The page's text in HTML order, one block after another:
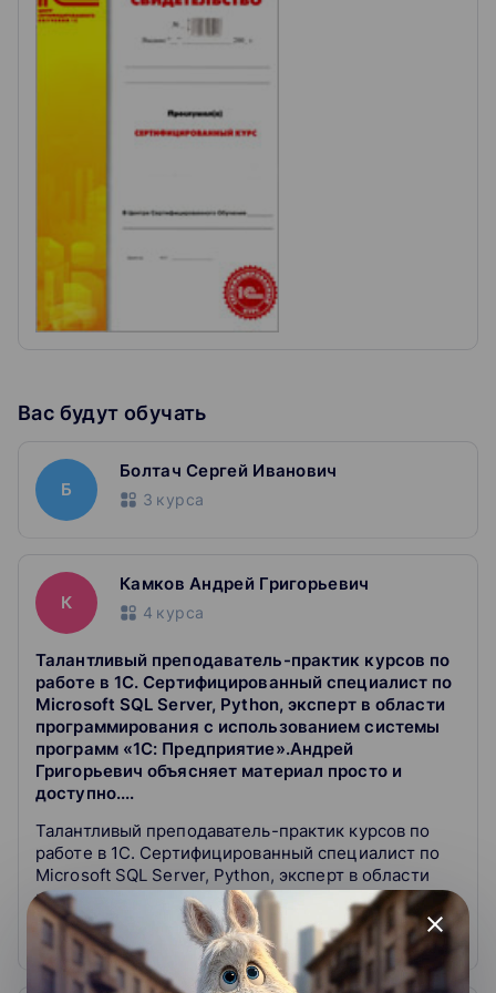
использовать разные способы записи данных в
регистры и чтение из них;
разрабатывать аналитические отчеты.
Вас будут обучать
Б
Болтач Сергей Иванович
3 курса
К
Камков Андрей Григорьевич
4 курса
Талантливый преподаватель-практик курсов по
работе в 1С. Сертифицированный специалист по
Microsoft SQL Server, Python, эксперт в области
программирования с использованием системы
программ «1С: Предприятие».Андрей
Григорьевич объясняет материал просто и
доступно....
Талантливый преподаватель-практик курсов по
работе в 1С. Сертифицированный специалист по
Microsoft SQL Server, Python, эксперт в области
программирования с использованием системы
программ «1С: Предприятие».
Андрей Григорьевич объясняет материал просто и
доступно. На занятиях приводит яркие реальные
примеры из жизни, делится богатым собственным
Развернуть
close